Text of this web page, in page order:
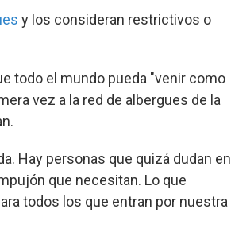
y los consideran restrictivos o
todo el mundo pueda "venir como
vez a la red de albergues de la
Hay personas que quizá dudan en
que necesitan. Lo que
todos los que entran por nuestra